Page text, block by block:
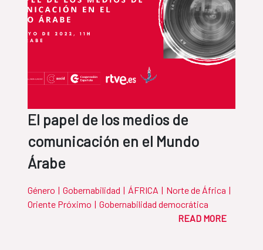
El papel de los medios de
comunicación en el Mundo
Árabe
Género | Gobernabilidad | ÁFRICA | Norte de África |
Oriente Próximo | Gobernabilidad democrática
READ MORE